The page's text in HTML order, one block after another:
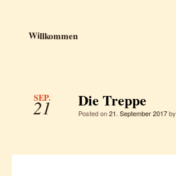
Willkommen
SEP.
21 Die Treppe
Posted on21. September 2017by